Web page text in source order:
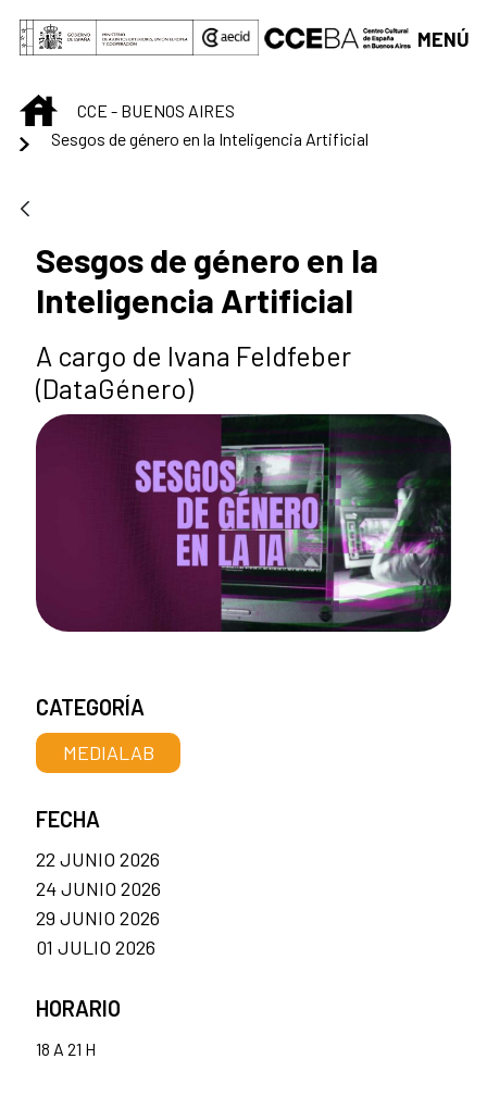
Saltar al contenido principal
MENÚ
INICIOCCE - BUENOS AIRES
Sesgos de género en la Inteligencia Artificial
Sesgos de género en la
Inteligencia Artificial
A cargo de Ivana Feldfeber
(DataGénero)
CATEGORÍA
MEDIALAB
FECHA
22 JUNIO 2026
24 JUNIO 2026
29 JUNIO 2026
01 JULIO 2026
HORARIO
18 A 21 H